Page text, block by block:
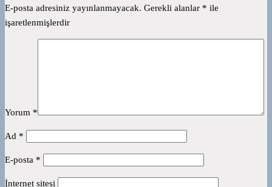
E-posta adresiniz yayınlanmayacak. Gerekli alanlar * ile
işaretlenmişlerdir
Yorum *
Ad *
E-posta *
İnternet sitesi